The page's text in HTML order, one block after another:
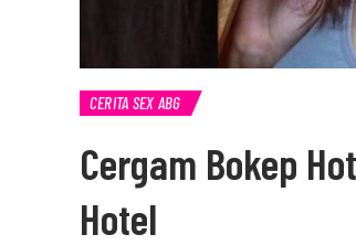
CERITA SEX ABG
Cergam Bokep
Hotel